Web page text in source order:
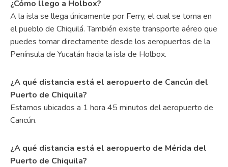
¿Cómo llego a Holbox?
A la isla se llega únicamente por Ferry, el cual se toma en
el pueblo de Chiquilá. También existe transporte aéreo que
puedes tomar directamente desde los aeropuertos de la
Península de Yucatán hacia la isla de Holbox.
¿A qué distancia está el aeropuerto de Cancún del
Puerto de Chiquila?
Estamos ubicados a 1 hora 45 minutos del aeropuerto de
Cancún.
¿A qué distancia está el aeropuerto de Mérida del
Puerto de Chiquila?